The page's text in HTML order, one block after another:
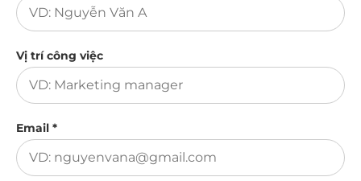
Vị trí công việc
Email *